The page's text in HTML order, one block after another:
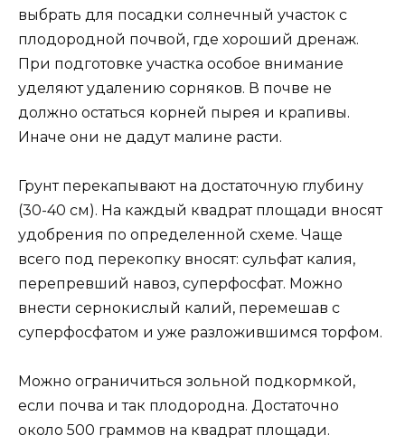
выбрать для посадки солнечный участок с
плодородной почвой, где хороший дренаж.
При подготовке участка особое внимание
уделяют удалению сорняков. В почве не
должно остаться корней пырея и крапивы.
Иначе они не дадут малине расти.
Грунт перекапывают на достаточную глубину
(30-40 см). На каждый квадрат площади вносят
удобрения по определенной схеме. Чаще
всего под перекопку вносят: сульфат калия,
перепревший навоз, суперфосфат. Можно
внести сернокислый калий, перемешав с
суперфосфатом и уже разложившимся торфом.
Можно ограничиться зольной подкормкой,
если почва и так плодородна. Достаточно
около 500 граммов на квадрат площади.